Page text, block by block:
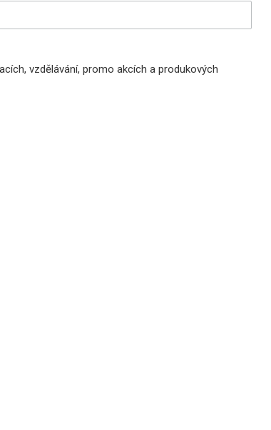
vzdělávání, promo akcích a produkových